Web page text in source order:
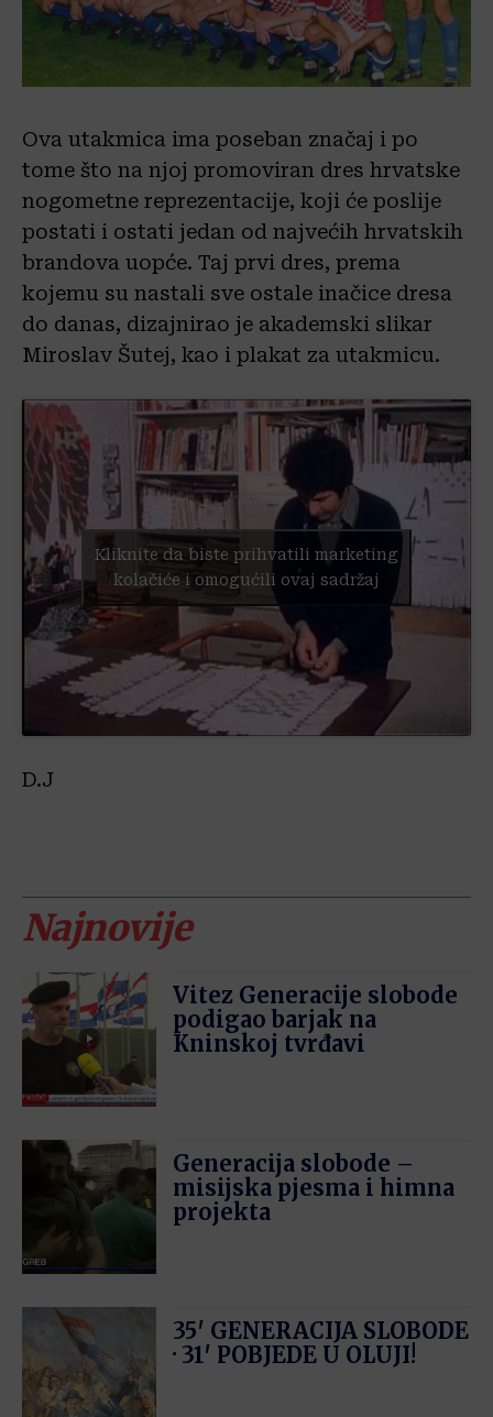
Ova utakmica ima poseban značaj i po
tome što na njoj promoviran dres hrvatske
nogometne reprezentacije, koji će poslije
postati i ostati jedan od najvećih hrvatskih
brandova uopće. Taj prvi dres, prema
kojemu su nastali sve ostale inačice dresa
do danas, dizajnirao je akademski slikar
Miroslav Šutej, kao i plakat za utakmicu.
Kliknite da biste prihvatili marketing
kolačiće i omogućili ovaj sadržaj
D.J
Najnovije
Vitez Generacije slobode
podigao barjak na
Kninskoj tvrđavi
Generacija slobode –
misijska pjesma i himna
projekta
35′ GENERACIJA SLOBODE
· 31′ POBJEDE U OLUJI!